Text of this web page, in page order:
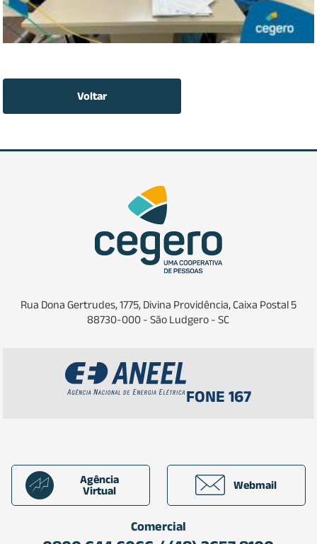
Voltar
Rua Dona Gertrudes, 1775, Divina Providência, Caixa Postal 5
88730-000 - São Ludgero - SC
FONE 167
Agência
Virtual
Webmail
Comercial